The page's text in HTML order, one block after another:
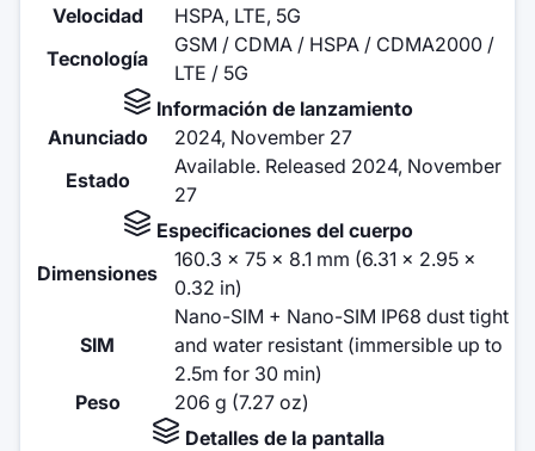
Velocidad
HSPA, LTE, 5G
Tecnología
GSM / CDMA / HSPA / CDMA2000 /
LTE / 5G
Información de lanzamiento
Anunciado
2024, November 27
Estado
Available. Released 2024, November
27
Especificaciones del cuerpo
Dimensiones
160.3 x 75 x 8.1 mm (6.31 x 2.95 x
0.32 in)
SIM
Nano-SIM + Nano-SIM IP68 dust tight
and water resistant (immersible up to
2.5m for 30 min)
Peso
206 g (7.27 oz)
Detalles de la pantalla